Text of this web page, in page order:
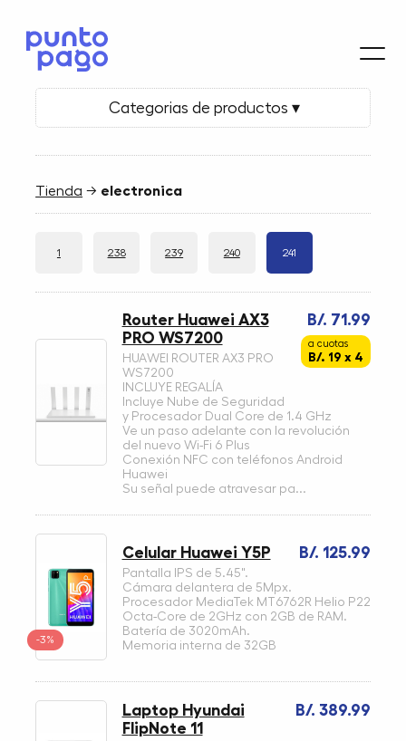
Categorias de productos ▾
Tienda → electronica
1 238 239 240 241
B/. 71.99
a cuotas
B/. 19 x 4
Router Huawei AX3
PRO WS7200
HUAWEI ROUTER AX3 PRO
WS7200
INCLUYE REGALÍA
Incluye Nube de Seguridad
y Procesador Dual Core de 1.4 GHz
Ve un paso adelante con la revolución
del nuevo Wi-Fi 6 Plus
Conexión NFC con teléfonos Android
Huawei
Su señal puede atravesar pa...
-3%
B/. 125.99
Celular Huawei Y5P
Pantalla IPS de 5.45".
Cámara delantera de 5Mpx.
Procesador MediaTek MT6762R Helio P22
Octa-Core de 2GHz con 2GB de RAM.
Batería de 3020mAh.
Memoria interna de 32GB
B/. 389.99
Laptop Hyundai
FlipNote 11